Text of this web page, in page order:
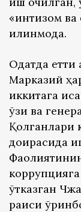
«интизом ва
қилинмоқда.
Одатда етти
Марказий
иккитага
ўзи ва
Қолганлари
доирасида
ўтказган
раиси